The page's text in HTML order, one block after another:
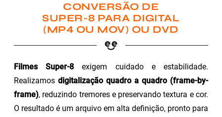
CONVERSÃO DE
SUPER-8 PARA DIGITAL
(MP4 OU MOV) OU DVD
Filmes Super-8 exigem cuidado e estabilidade.
Realizamos digitalização quadro a quadro (frame-by-
frame), reduzindo tremores e preservando textura e cor.
O resultado é um arquivo em alta definição, pronto para